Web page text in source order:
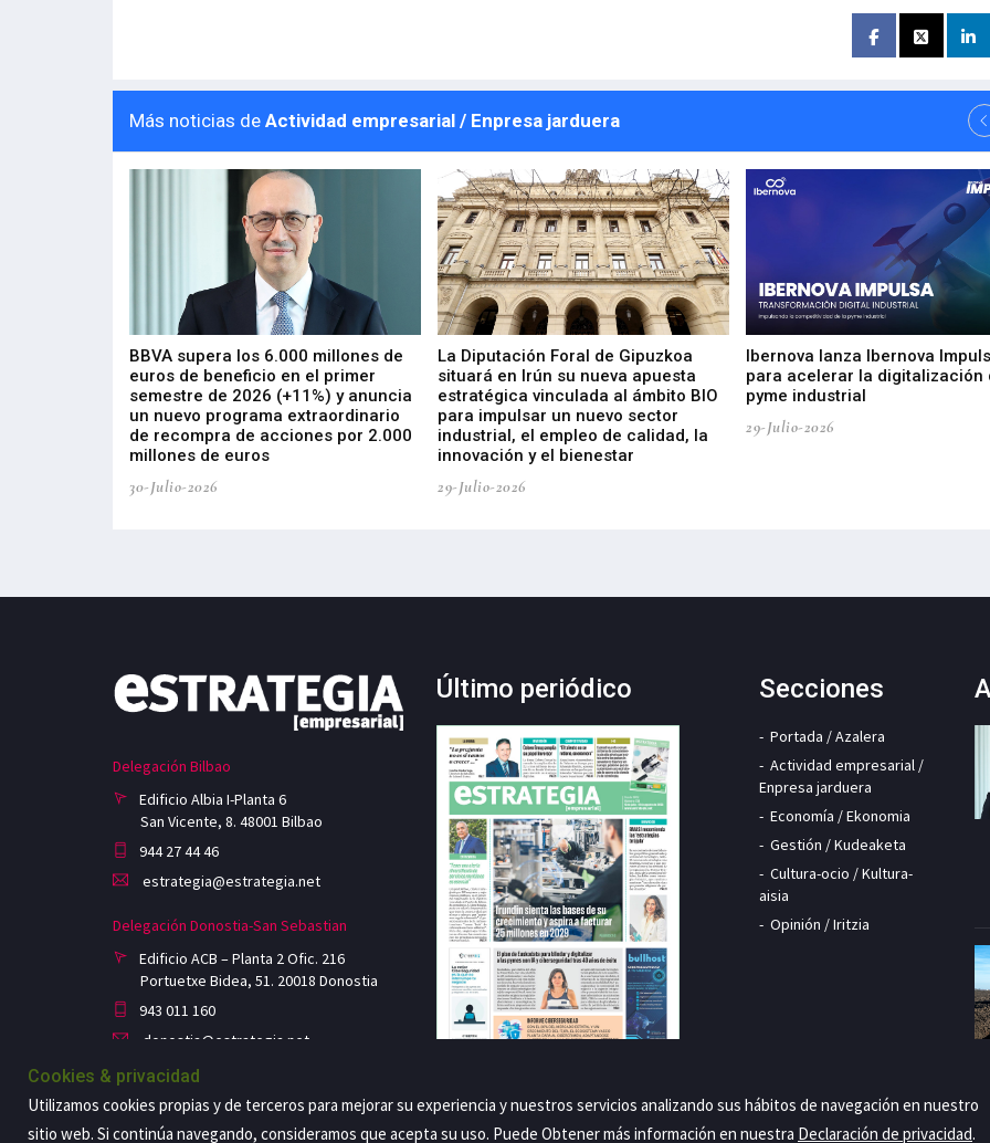
Más noticias de Actividad empresarial / Enpresa jarduera
BBVA supera los 6.000 millones de
euros de beneficio en el primer
semestre de 2026 (+11%) y anuncia
un nuevo programa extraordinario
de recompra de acciones por 2.000
millones de euros
30-Julio-2026
La Diputación Foral de Gipuzkoa
situará en Irún su nueva apuesta
estratégica vinculada al ámbito BIO
para impulsar un nuevo sector
industrial, el empleo de calidad, la
innovación y el bienestar
29-Julio-2026
Ibernova lanza Ibernova
para acelerar la digitalización
pyme industrial
29-Julio-2026
Delegación Bilbao
Edificio Albia I-Planta 6
San Vicente, 8. 48001 Bilbao
944 27 44 46
estrategia@estrategia.net
Delegación Donostia-San Sebastian
Edificio ACB – Planta 2 Ofic. 216
Portuetxe Bidea, 51. 20018 Donostia
943 011 160
donostia@estrategia.net
Último periódico Secciones
Portada / Azalera
Actividad empresarial /
Enpresa jarduera
Economía / Ekonomia
Gestión / Kudeaketa
Cultura-ocio / Kultura-
aisia
Opinión / Iritzia
Cookies & privacidad
Utilizamos cookies propias y de terceros para mejorar su experiencia y nuestros servicios analizando sus hábitos de navegación en nuestro
sitio web. Si continúa navegando, consideramos que acepta su uso. Puede Obtener más información en nuestra Declaración de privacidad.